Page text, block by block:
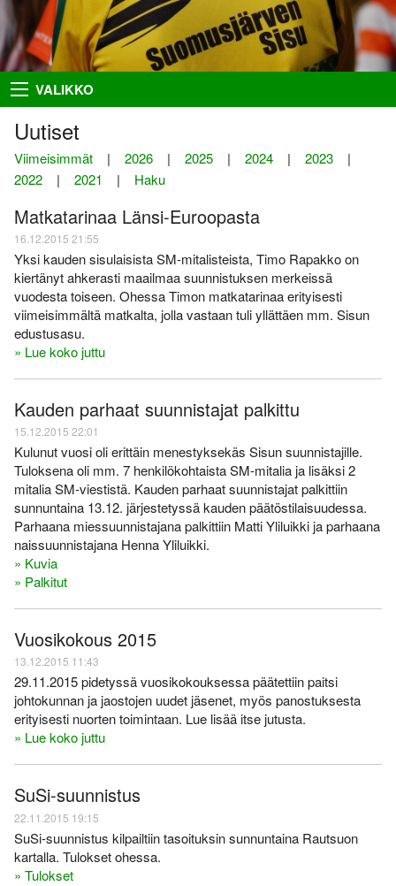
VALIKKO
Takaisin
Hiihto
Palloilu- ja yleisurheilu
Sisumaja
Suunnistus
Uutiset
Kalenteri
Menneitä
Takaisin
Riston Hölkkä
Ykkössuunnat
AIEMMAT
Salon Seudun Rastiviesti 2023
Karjalan Liiton
suunnistusmestaruuskilpailut
28.8.2021
Varsinais-Suomen Rastipäivät
8.–9.8.2020
Varsinais-Suomen AM-yö
Varsinais-Suomen AM-
keskimatka 3.6.2018
Tulosarkisto
Takaisin
Kuvat
Puvut
SUUNNISTAJILLE
Ilmoittautumisohjeet
Irma
Netti-ilmo
JÄSENTEN SIVUJA
Timo Rapakko
Ylläpito
Takaisin
Seuraesittely
Organisaatio
SEURAA MEITÄ
Facebook
Flickr
RSS
Uutiset
Viimeisimmät | 2026 | 2025 | 2024 | 2023
|
2022
| 2021 | Haku
Matkatarinaa Länsi-Euroopasta
16.12.2015 21:55
Yksi kauden sisulaisista SM-mitalisteista, Timo Rapakko on
kiertänyt ahkerasti maailmaa suunnistuksen merkeissä
vuodesta toiseen. Ohessa Timon matkatarinaa erityisesti
viimeisimmältä matkalta, jolla vastaan tuli yllättäen mm. Sisun
edustusasu.
» Lue koko juttu
Kauden parhaat suunnistajat palkittu
15.12.2015 22:01
Kulunut vuosi oli erittäin menestyksekäs Sisun suunnistajille.
Tuloksena oli mm. 7 henkilökohtaista SM-mitalia ja lisäksi 2
mitalia SM-viestistä. Kauden parhaat suunnistajat palkittiin
sunnuntaina 13.12. järjestetyssä kauden päätöstilaisuudessa.
Parhaana miessuunnistajana palkittiin Matti Yliluikki ja parhaana
naissuunnistajana Henna Yliluikki.
» Kuvia
» Palkitut
Vuosikokous 2015
13.12.2015 11:43
29.11.2015 pidetyssä vuosikokouksessa päätettiin paitsi
johtokunnan ja jaostojen uudet jäsenet, myös panostuksesta
erityisesti nuorten toimintaan. Lue lisää itse jutusta.
» Lue koko juttu
SuSi-suunnistus
22.11.2015 19:15
SuSi-suunnistus kilpailtiin tasoituksin sunnuntaina Rautsuon
kartalla. Tulokset ohessa.
» Tulokset